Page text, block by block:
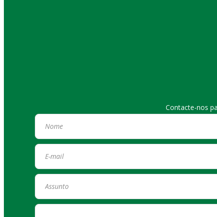
Contacte-nos